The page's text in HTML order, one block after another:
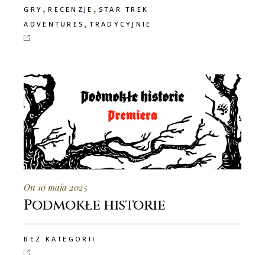
GRY ,RECENZJE , STAR TREK
ADVENTURES ,TRADYCYJNIE
On 10 maja 2025
Podmokłe historie
BEZ KATEGORII